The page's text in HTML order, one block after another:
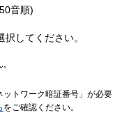
音順)
してください。
ットワーク暗証番号」が必要
をご確認ください。